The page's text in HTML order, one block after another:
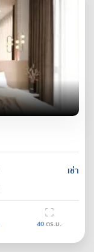
เช่า
40ตร.ม.